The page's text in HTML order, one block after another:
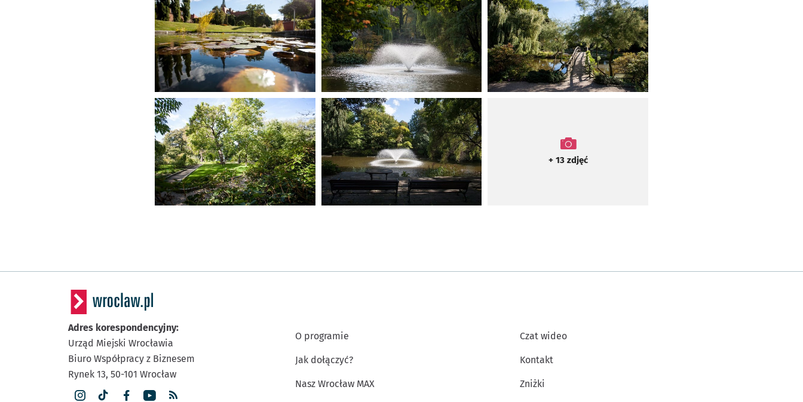
Kliknij, aby powiększyć Kliknij, aby powiększyć
+ 13 zdjęć
Adres korespondencyjny:
Urząd Miejski Wrocławia
Biuro Współpracy z Biznesem
Rynek 13, 50-101 Wrocław
O programie
Jak dołączyć?
Nasz Wrocław MAX
Czat wideo
Kontakt
Zniżki